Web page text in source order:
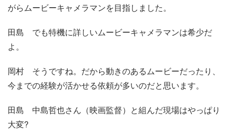
がらムービーキャメラマンを目指しました。
田島 でも特機に詳しいムービーキャメラマンは希少だ
よ。
岡村 そうですね。だから動きのあるムービーだったり、
今までの経験が活かせる依頼が多いのだと思います。
田島 中島哲也さん（映画監督）と組んだ現場はやっぱり
大変?